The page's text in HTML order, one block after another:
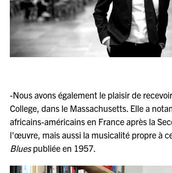
-Nous avons également le plaisir de recevoir
College, dans le Massachusetts. Elle a
africains-américains en France après la
l'œuvre, mais aussi la musicalité propre à
Bluespubliée en 1957.